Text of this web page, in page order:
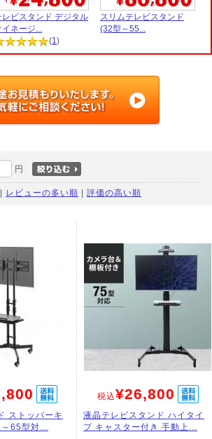
レビスタンド デジタル
ネージ...
(1 )
スリムテレビスタンド
(32型～55...
円
| レビューの多い順 | 評価の高い順
ストッパーキ
65型対...
税込¥26,800
液晶テレビスタンド ハイタイ
プ キャスター付き 手動上...